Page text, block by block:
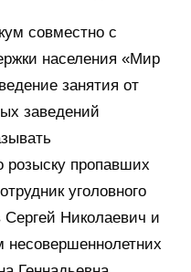
совместно с
населения «Мир
занятия от
заведений
пропавших
уголовного
Николаевич и
несовершеннолетних